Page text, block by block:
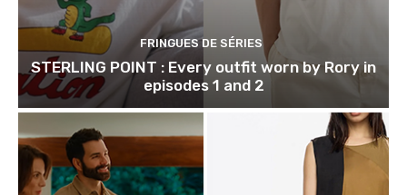
FRINGUES DE SÉRIES
STERLING POINT : Every outfit worn by Rory in
episodes 1 and 2